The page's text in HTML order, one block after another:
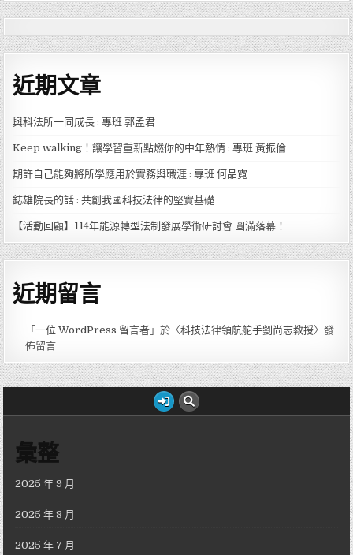
近期文章
與科法所一同成長 : 專班 郭孟君
Keep walking！讓學習重新點燃你的中年熱情 : 專班 黃振倫
期許自己能夠將所學應用於實務與職涯 : 專班 何品霓
鋕雄院長的話 : 共創我國科技法律的堅實基礎
【活動回顧】114年能源轉型法制發展學術研討會 圓滿落幕！
近期留言
「一位 WordPress 留言者 」於〈科技法律領航舵手劉尚志教授〉發
佈留言
彙整
2025 年 9 月
2025 年 8 月
2025 年 7 月